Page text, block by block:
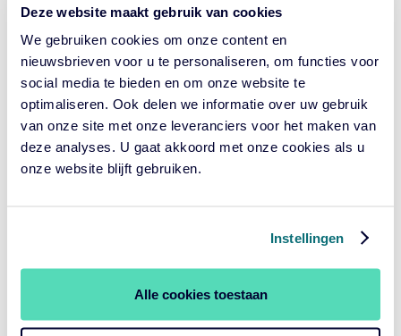
Deze website maakt gebruik van cookies
We gebruiken cookies om onze content en
nieuwsbrieven voor u te personaliseren, om functies voor
social media te bieden en om onze website te
optimaliseren. Ook delen we informatie over uw gebruik
van onze site met onze leveranciers voor het maken van
deze analyses. U gaat akkoord met onze cookies als u
onze website blijft gebruiken.
Instellingen
Alle cookies toestaan
Social &
Sustaina
ble Euro
Credit
Cardano
Green,
Sustaina
ble Euro
Credit
17 april
2025
09:00 –
10:30
vergader
verzoek
digitaal
te
ESG
Transitio
17 april
09:00 –
CN
Rotterda